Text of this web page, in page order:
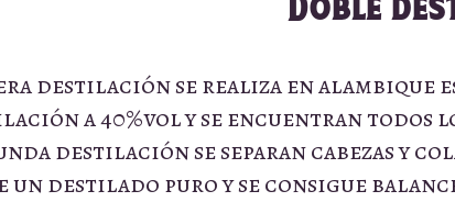
destilación se realiza en alambique
a 40%vol y se encuentran todos
destilación se separan cabezas y
un destilado puro y se consigue